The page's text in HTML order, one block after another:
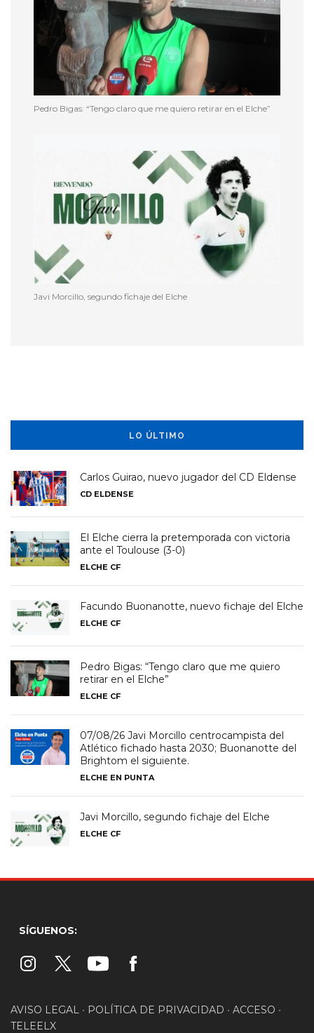
Pedro Bigas: “Tengo claro que me quiero retirar en el Elche”
Javi Morcillo, segundo fichaje del Elche
LO ÚLTIMO
Carlos Guirao, nuevo jugador del CD Eldense
CD ELDENSE
El Elche cierra la pretemporada con victoria
ante el Toulouse (3-0)
ELCHE CF
Facundo Buonanotte, nuevo fichaje del Elche
ELCHE CF
Pedro Bigas: “Tengo claro que me quiero
retirar en el Elche”
ELCHE CF
07/08/26 Javi Morcillo centrocampista del
Atlético fichado hasta 2030; Buonanotte del
Brightom el siguiente.
ELCHE EN PUNTA
Javi Morcillo, segundo fichaje del Elche
ELCHE CF
SÍGUENOS:
AVISO LEGAL • POLÍTICA DE PRIVACIDAD • ACCESO •
TELEELX